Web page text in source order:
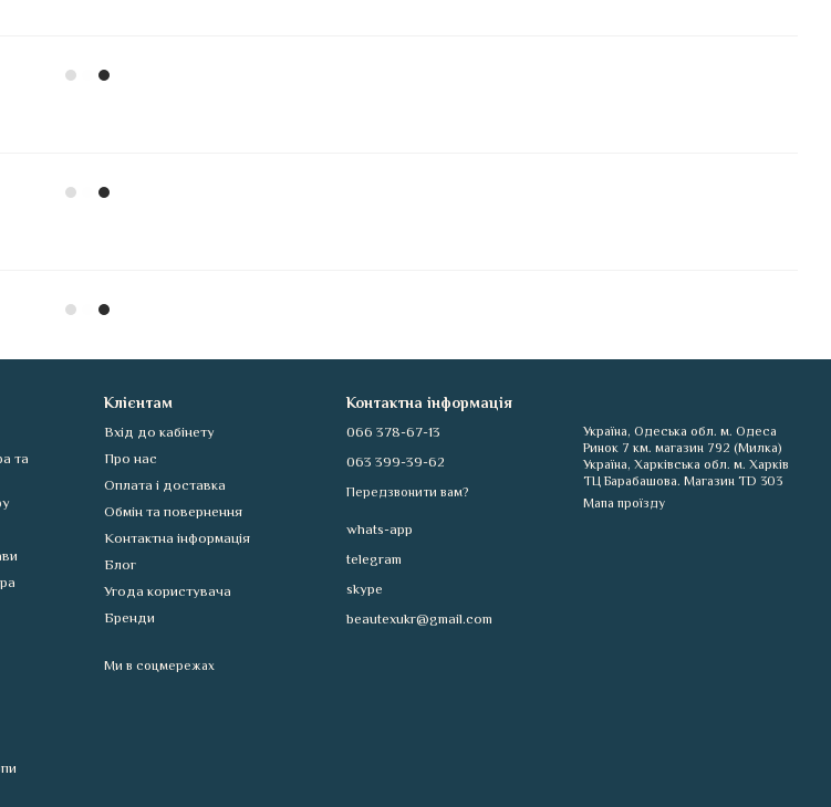
та
Клієнтам
Вхід до кабінету
Про нас
Оплата і доставка
Обмін та повернення
Контактна інформація
Блог
Угода користувача
Бренди
Ми в соцмережах
Контактна інформація
066 378-67-13
063 399-39-62
Передзвонити вам?
whats-app
telegram
skype
beautexukr@gmail.com
Україна, Одеська обл. м. Одеса
Ринок 7 км. магазин 792 (Милка)
Україна, Харківська обл. м. Харків
ТЦ Барабашова. Магазин TD 303
Мапа проїзду